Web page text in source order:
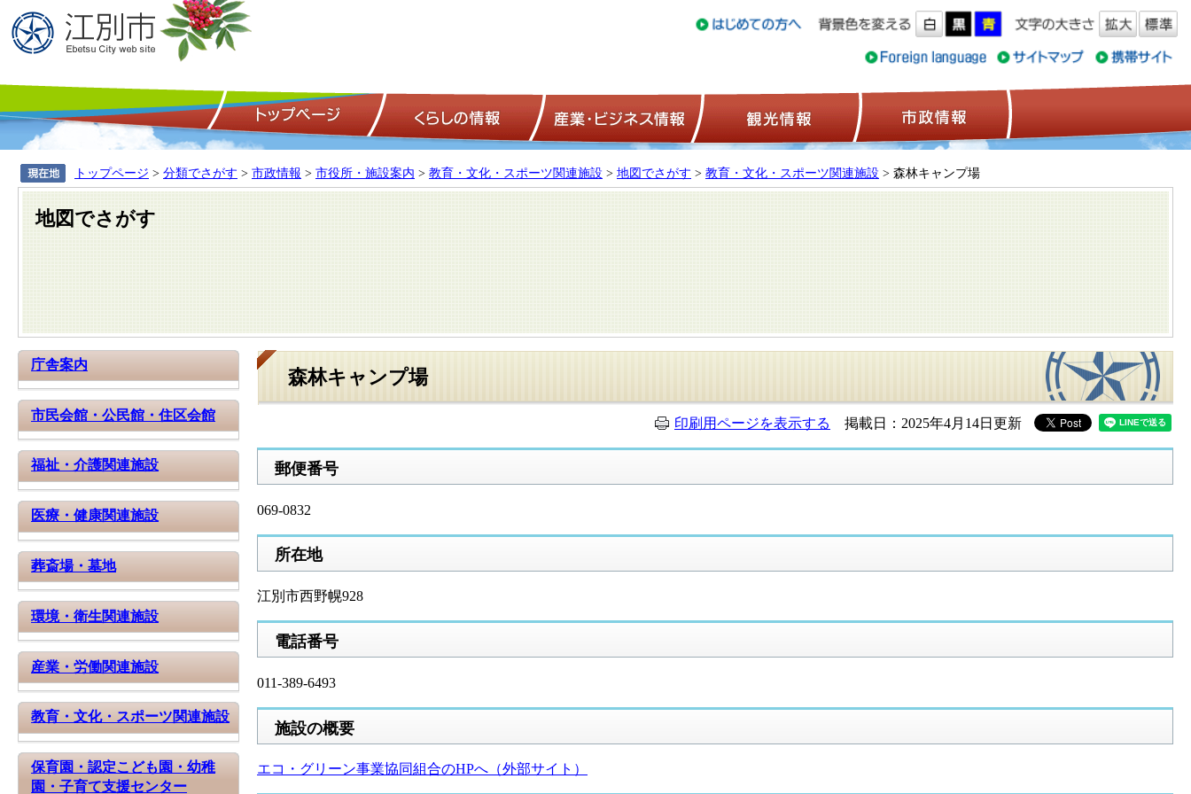
トップページ くらしの情報 産業・ビジネス情報 観光情報
トップページ > 分類でさがす > 市政情報 > 市役所・施設案内 > 教育・文化・スポーツ関連施設 > 地図でさがす > 教育・文化・スポーツ関連施設 > 森林キャンプ場
地図でさがす
庁舎案内
市民会館・公民館・住区会館
福祉・介護関連施設
医療・健康関連施設
葬斎場・墓地
環境・衛生関連施設
産業・労働関連施設
教育・文化・スポーツ関連施設
保育園・認定こども園・幼稚
園・子育て支援センター
森林キャンプ場
印刷用ページを表示する 掲載日：2025年4月14日更新
​郵便番号
069-0832
所在地
江別市西野幌928
電話番号
011-389-6493
施設の概要
エコ・グリーン事業協同組合のHPへ（外部サイト）